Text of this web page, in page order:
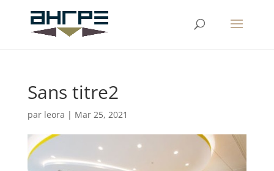
Sans titre2
par leora | Mar 25, 2021